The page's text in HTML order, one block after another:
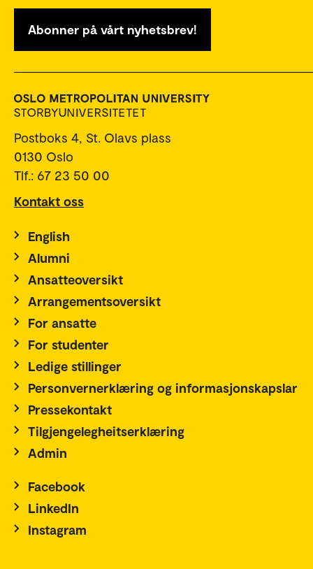
Abonner på vårt nyhetsbrev!
Postboks 4, St. Olavs plass
0130 Oslo
Tlf.: 67 23 50 00
Kontakt oss
English
Alumni
Ansatteoversikt
Arrangementsoversikt
For ansatte
For studenter
Ledige stillinger
Personvernerklæring og informasjonskapslar
Pressekontakt
Tilgjengelegheitserklæring
Admin
Facebook
LinkedIn
Instagram